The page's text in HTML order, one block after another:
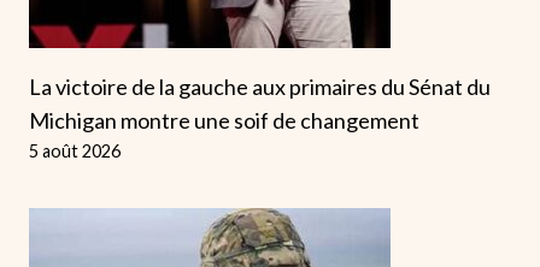
La victoire de la gauche aux primaires du Sénat du
Michigan montre une soif de changement
5 août 2026